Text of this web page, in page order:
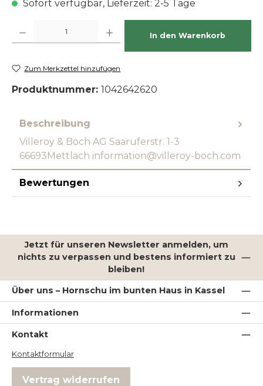
Sofort verfügbar, Lieferzeit: 2-5 Tage
In den Warenkorb
Zum Merkzettel hinzufügen
Produktnummer: 1042642620
Beschreibung
Villeroy & Boch AG Saaruferstr. 1-3
66693Mettlach information@villeroy-boch.com
Bewertungen
Jetzt für unseren Newsletter anmelden, um
nichts zu verpassen und bestens informiert zu
bleiben!
Über uns – Hornschu im bunten Haus in Kassel
Informationen
Kontakt
Kontaktformular
Vertrag widerrufen